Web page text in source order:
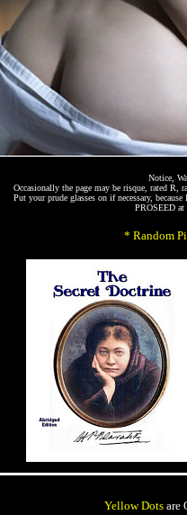
Notice,
Occasionally the page may be risque, rated R,
Put your prude glasses on if necessary,
PROSEED
* Random
Yellow Dotsare